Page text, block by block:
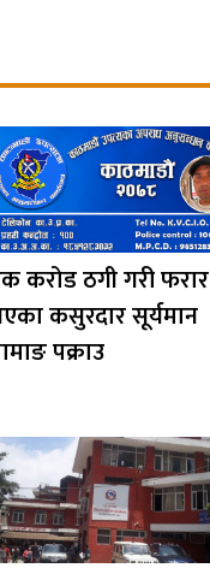
करोड ठगी गरी फरार
कसुरदार सूर्यमान
पक्राउ